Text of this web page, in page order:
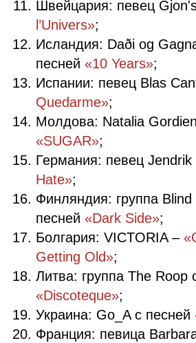
Швейцария: певец
l’Univers»;
Исландия: Daði og
песней «10 Years»;
Испании: певец Blas
Quedarme»;
Молдова: Natalia
«SUGAR»;
Германия: певец Jendrik
Hate»;
Финляндия: группа Blind
песней «Dark Side»;
Болгария: VICTORIA –
Getting Old»;
Литва: группа The Roop
«Discoteque»;
Украина: Go_A с песней
Франция: певица